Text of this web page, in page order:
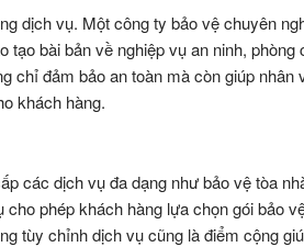
dịch vụ. Một công ty bảo vệ chuyên
bài bản về nghiệp vụ an ninh,
chỉ đảm bảo an toàn mà còn giúp nhân
khách hàng.
các dịch vụ đa dạng như bảo vệ tòa
phép khách hàng lựa chọn gói bảo
tùy chỉnh dịch vụ cũng là điểm cộng